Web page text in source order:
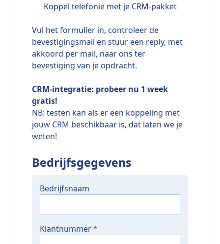
Koppel telefonie met je CRM-pakket
Vul het formulier in, controleer de
bevestigingsmail en stuur een reply, met
akkoord per mail, naar ons ter
bevestiging van je opdracht.
CRM-integratie: probeer nu 1 week
gratis!
NB: testen kan als er een koppeling met
jouw CRM beschikbaar is, dat laten we je
weten!
Bedrijfsgegevens
Bedrijfsnaam
Klantnummer*